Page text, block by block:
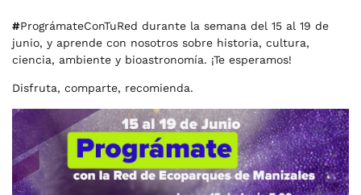
#PrográmateConTuRed durante la semana del 15 al 19 de
junio, y aprende con nosotros sobre historia, cultura,
ciencia, ambiente y bioastronomía. ¡Te esperamos!
Disfruta, comparte, recomienda.